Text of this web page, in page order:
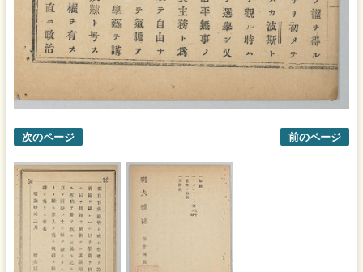
次のページ 前のページ